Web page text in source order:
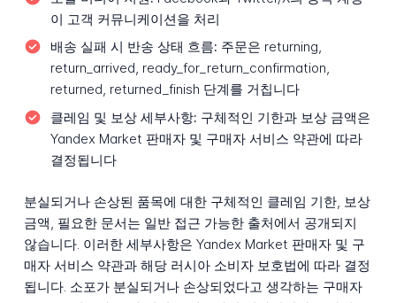
이 고객 커뮤니케이션을 처리
배송 실패 시 반송 상태 흐름: 주문은 returning,
return_arrived, ready_for_return_confirmation,
returned, returned_finish 단계를 거칩니다
클레임 및 보상 세부사항: 구체적인 기한과 보상 금액은
Yandex Market 판매자 및 구매자 서비스 약관에 따라
결정됩니다
분실되거나 손상된 품목에 대한 구체적인 클레임 기한, 보상
금액, 필요한 문서는 일반 접근 가능한 출처에서 공개되지
않습니다. 이러한 세부사항은 Yandex Market 판매자 및 구
매자 서비스 약관과 해당 러시아 소비자 보호법에 따라 결정
됩니다. 소포가 분실되거나 손상되었다고 생각하는 구매자